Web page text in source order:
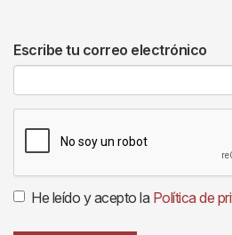
Escribe tu correo electrónico
He leído y acepto la Política de